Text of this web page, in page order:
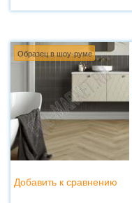
Образец в шоу-руме
Добавить к сравнению